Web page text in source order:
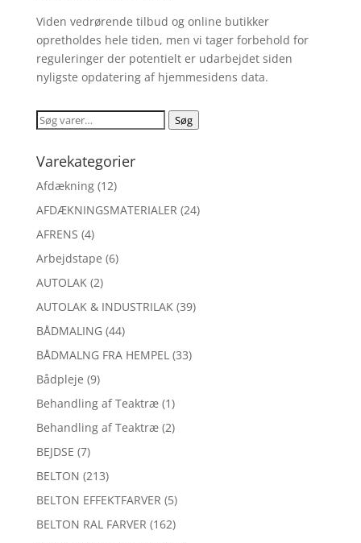
Viden vedrørende tilbud og online butikker
opretholdes hele tiden, men vi tager forbehold for
reguleringer der potentielt er udarbejdet siden
nyligste opdatering af hjemmesidens data.
Søg
Søg
Varekategorier
Afdækning (12)
AFDÆKNINGSMATERIALER (24)
AFRENS (4)
Arbejdstape (6)
AUTOLAK (2)
AUTOLAK & INDUSTRILAK (39)
BÅDMALING (44)
BÅDMALNG FRA HEMPEL (33)
Bådpleje (9)
Behandling af Teaktræ (1)
Behandling af Teaktræ (2)
BEJDSE (7)
BELTON (213)
BELTON EFFEKTFARVER (5)
BELTON RAL FARVER (162)